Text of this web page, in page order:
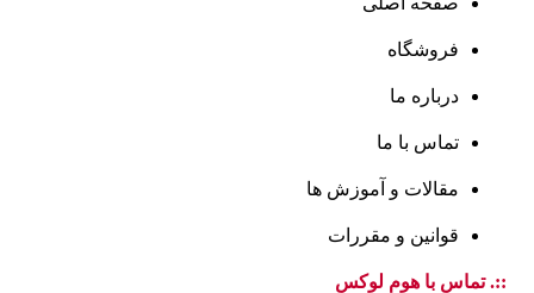
فروشگاه
درباره ما
تماس با ما
مقالات و آموزش ها
قوانین و مقررات
::. تماس با هوم لوکس